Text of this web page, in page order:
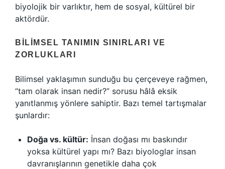
biyolojik bir varlıktır, hem de sosyal, kültürel bir
aktördür.
BILIMSEL TANIMIN SINIRLARI VE
ZORLUKLARI
Bilimsel yaklaşımın sunduğu bu çerçeveye rağmen,
“tam olarak insan nedir?” sorusu hâlâ eksik
yanıtlanmış yönlere sahiptir. Bazı temel tartışmalar
şunlardır:
Doğa vs. kültür: İnsan doğası mı baskındır
yoksa kültürel yapı mı? Bazı biyologlar insan
davranışlarının genetikle daha çok